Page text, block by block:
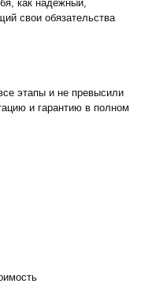
как надежный,
свои обязательства
этапы и не превысили
и гарантию в полном